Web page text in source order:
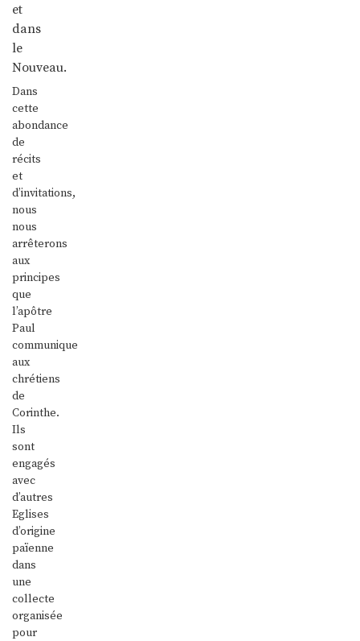
et
dans
le
Nouveau.
Dans
cette
abondance
de
récits
et
d’invitations,
nous
nous
arrêterons
aux
principes
que
l’apôtre
Paul
communique
aux
chrétiens
de
Corinthe.
Ils
sont
engagés
avec
d’autres
Eglises
d’origine
païenne
dans
une
collecte
organisée
pour